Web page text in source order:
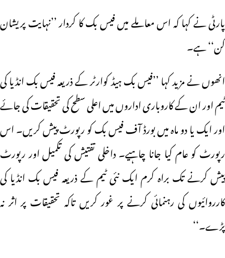
پارٹی نے کہا کہ اس معاملے میں فیس بک کا کردار ’’نہایت پریشان
کن‘‘ ہے۔
انھوں نے مزید کہا ’’فیس بک ہیڈ کوارٹر کے ذریعہ فیس بک انڈیا کی
ٹیم اور ان کے کاروباری اداروں میں اعلی سطح کی تحقیقات کی جائے
اور ایک یا دو ماہ میں بورڈ آف فیس بک کو رپورٹ پیش کریں۔ اس
رپورٹ کو عام کیا جانا چاہیے۔ داخلی تفتیش کی تکمیل اور رپورٹ
پیش کرنے تک براہ کرم ایک نئی ٹیم کے ذریعہ فیس بک انڈیا کی
کارروائیوں کی رہنمائی کرنے پر غور کریں تاکہ تحقیقات پر اثر نہ
پڑے۔‘‘